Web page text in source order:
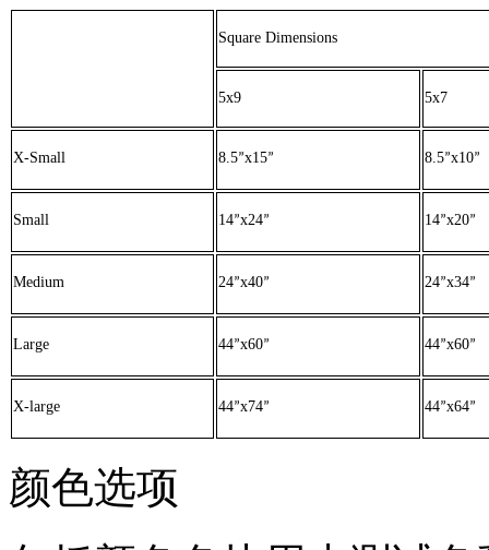
Square Dimensions
5x9 5x7
X-Small 8.5”x15” 8.5”x10”
Small 14”x24” 14”x20”
Medium 24”x40” 24”x34”
Large 44”x60” 44”x60”
X-large 44”x74” 44”x64”
颜色选项